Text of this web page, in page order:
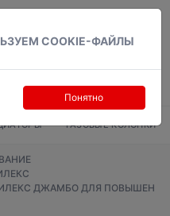
COOKIE-ФАЙЛЫ
Понятно
ГАЗОВЫЕ КОЛОНКИ
ДЖАМБО ДЛЯ ПОВЫШЕН